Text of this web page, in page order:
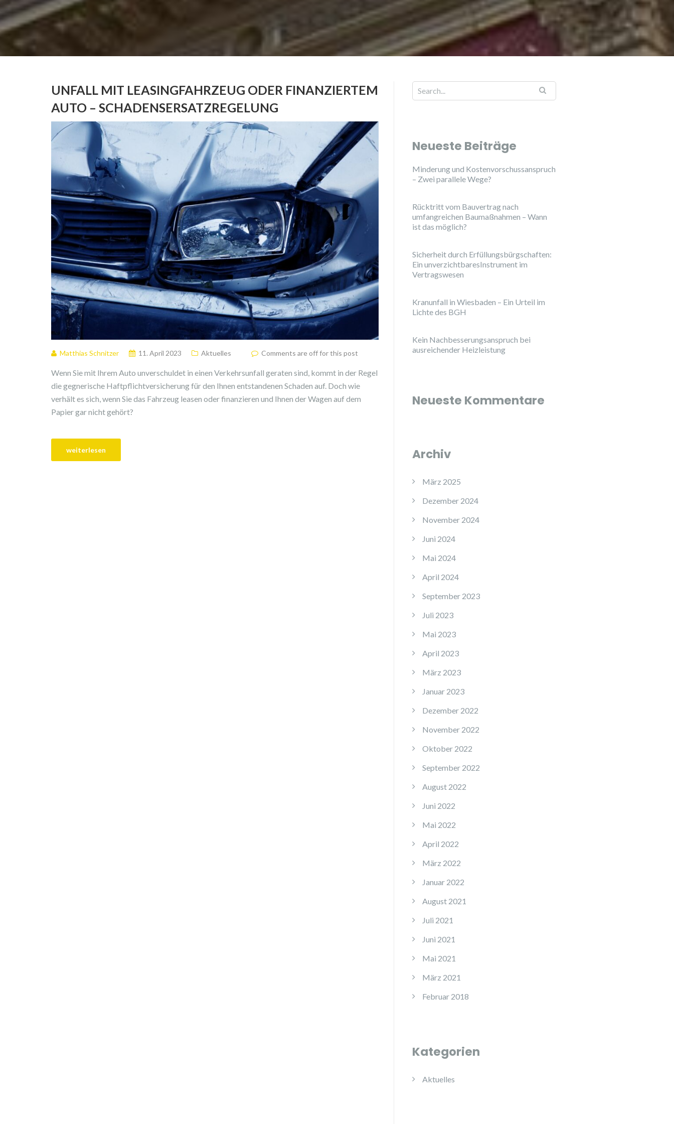
UNFALL MIT LEASINGFAHRZEUG ODER FINANZIERTEM
AUTO – SCHADENSERSATZREGELUNG
Matthias Schnitzer 11. April 2023 Aktuelles Comments are off for this post
Wenn Sie mit Ihrem Auto unverschuldet in einen Verkehrsunfall geraten sind, kommt in der Regel
die gegnerische Haftpflichtversicherung für den Ihnen entstandenen Schaden auf. Doch wie
verhält es sich, wenn Sie das Fahrzeug leasen oder finanzieren und Ihnen der Wagen auf dem
Papier gar nicht gehört?
Neueste Beiträge
Minderung und Kostenvorschussanspruch
– Zwei parallele Wege?
Rücktritt vom Bauvertrag nach
umfangreichen Baumaßnahmen – Wann
ist das möglich?
Sicherheit durch Erfüllungsbürgschaften:
Ein unverzichtbaresInstrument im
Vertragswesen
Kranunfall in Wiesbaden – Ein Urteil im
Lichte des BGH
Kein Nachbesserungsanspruch bei
ausreichender Heizleistung
Neueste Kommentare
Archiv
März 2025
Dezember 2024
November 2024
Juni 2024
Mai 2024
April 2024
September 2023
Juli 2023
Mai 2023
April 2023
März 2023
Januar 2023
Dezember 2022
November 2022
Oktober 2022
September 2022
August 2022
Juni 2022
Mai 2022
April 2022
März 2022
Januar 2022
August 2021
Juli 2021
Juni 2021
Mai 2021
März 2021
Februar 2018
Kategorien
Aktuelles